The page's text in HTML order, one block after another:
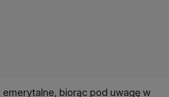
biorąc pod uwagę w